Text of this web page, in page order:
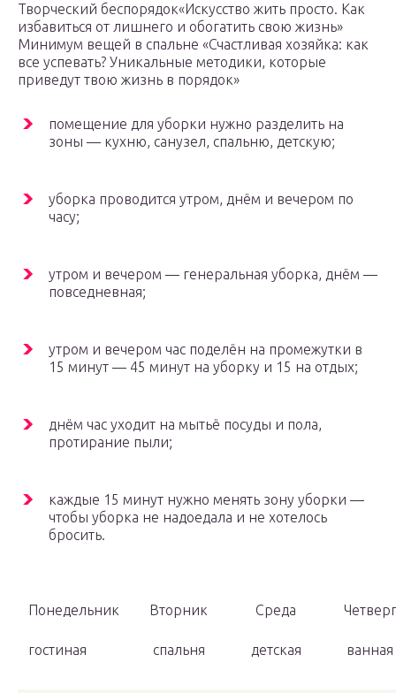
Творческий беспорядок«Искусство жить просто. Как
избавиться от лишнего и обогатить свою жизнь»
Минимум вещей в спальне «Счастливая хозяйка: как
все успевать? Уникальные методики, которые
приведут твою жизнь в порядок»
помещение для уборки нужно разделить на
зоны — кухню, санузел, спальню, детскую;
уборка проводится утром, днём и вечером по
часу;
утром и вечером — генеральная уборка, днём —
повседневная;
утром и вечером час поделён на промежутки в
15 минут — 45 минут на уборку и 15 на отдых;
днём час уходит на мытьё посуды и пола,
протирание пыли;
каждые 15 минут нужно менять зону уборки —
чтобы уборка не надоедала и не хотелось
бросить.
Понедельник
гостиная
Вторник
спальня
Среда
детская
Четверг
ванная